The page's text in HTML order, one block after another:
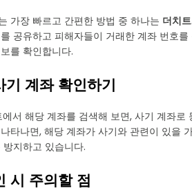
가장 빠르고 간편한 방법 중 하나는 더치트
공유하고 피해자들이 거래한 계좌 번호
를 확인합니다.
기 계좌 확인하기
서 해당 계좌를 검색해 보면, 사기 계좌
타나면, 해당 계좌가 사기와 관련이 있을
지하고 있습니다.
시 주의할 점